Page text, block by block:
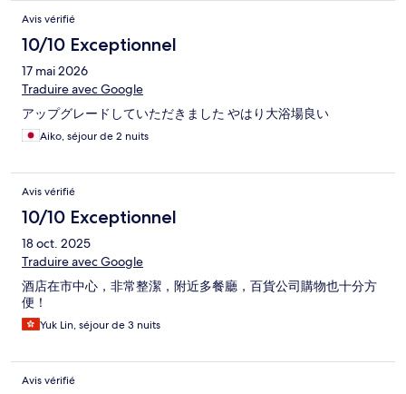
Avis vérifié
10/10 Exceptionnel
17 mai 2026
Traduire avec Google
アップグレードしていただきました やはり大浴場良い
Aiko, séjour de 2 nuits
Avis vérifié
10/10 Exceptionnel
18 oct. 2025
Traduire avec Google
酒店在市中心，非常整潔，附近多餐廳，百貨公司購物也十分方
便！
Yuk Lin, séjour de 3 nuits
Avis vérifié